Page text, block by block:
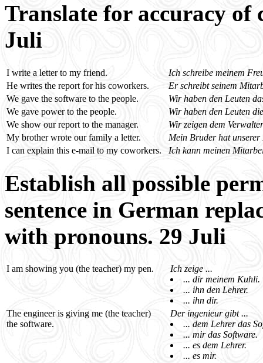
Translate for accuracy of
Juli
I write a letter to my friend.
Ich schreibe meinem
He writes the report for his coworkers.
Er schreibt seinem
We gave the software to the people.
Wir haben den Leuten
We gave power to the people.
Wir haben den Leuten
We show our report to the manager.
Wir zeigen dem
My brother wrote our family a letter.
Mein Bruder hat
I can explain this e-mail to my coworkers.
Ich kann meinen
Establish all possible
sentence in German
with pronouns. 29 Juli
I am showing you (the teacher) my pen.
Ich zeige ...
... dir meinem Kuhli.
... ihn den Lehrer.
... ihn dir.
The engineer is giving me (the teacher)
the software.
Der ingenieur gibt ...
... dem Lehrer das
... mir das Software.
... es dem Lehrer.
... es mir.